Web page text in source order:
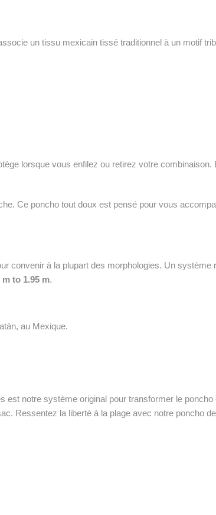
un tissu mexicain tissé traditionnel à un motif
lorsque vous enfilez ou retirez votre combinaison.
Ce poncho tout doux est pensé pour vous
convenir à la plupart des morphologies. Un système
m to 1.95 m.
au Mexique.
notre système original pour transformer le poncho
Ressentez la liberté à la plage avec notre poncho